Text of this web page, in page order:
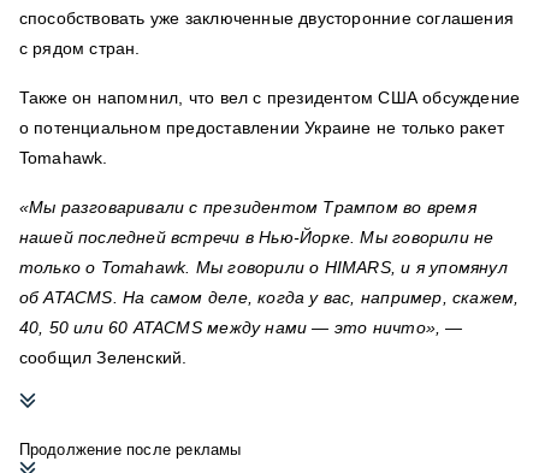
способствовать уже заключенные двусторонние соглашения
с рядом стран.
Также он напомнил, что вел с президентом США обсуждение
о потенциальном предоставлении Украине не только ракет
Tomahawk.
«Мы разговаривали с президентом Трампом во время
нашей последней встречи в Нью-Йорке. Мы говорили не
только о Tomahawk. Мы говорили о HIMARS, и я упомянул
об ATACMS. На самом деле, когда у вас, например, скажем,
40, 50 или 60 ATACMS между нами — это ничто»,—
сообщил Зеленский.
Продолжение после рекламы